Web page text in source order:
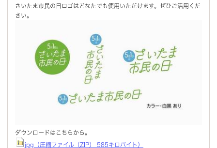
さいたま市民の日ロゴはどなたでも使用いただけます。ぜひご活用くだ
さい。
ダウンロードはこちらから。
jpg（圧縮ファイル（ZIP） 585キロバイト）